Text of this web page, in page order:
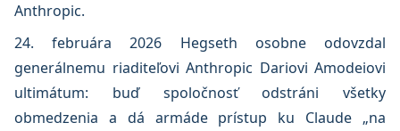
Anthropic.
24. februára 2026 Hegseth osobne odovzdal
generálnemu riaditeľovi Anthropic Dariovi Amodeiovi
ultimátum: buď spoločnosť odstráni všetky
obmedzenia a dá armáde prístup ku Claude „na